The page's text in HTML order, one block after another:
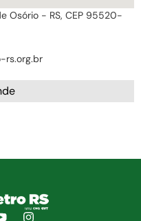
Osório - RS, CEP 95520-
rs.org.br